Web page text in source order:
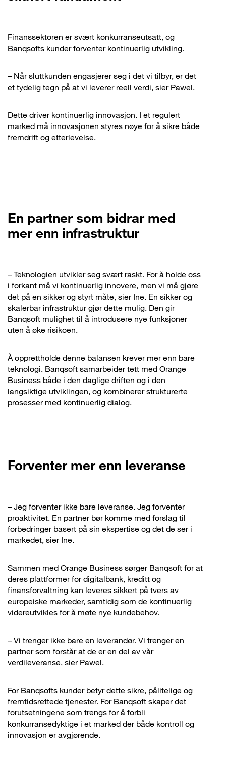
Finanssektoren er svært konkurranseutsatt, og
Banqsofts kunder forventer kontinuerlig utvikling.
– Når sluttkunden engasjerer seg i det vi tilbyr, er det
et tydelig tegn på at vi leverer reell verdi, sier Pawel.
Dette driver kontinuerlig innovasjon. I et regulert
marked må innovasjonen styres nøye for å sikre både
fremdrift og etterlevelse.
En partner som bidrar med
mer enn infrastruktur
– Teknologien utvikler seg svært raskt. For å holde oss
i forkant må vi kontinuerlig innovere, men vi må gjøre
det på en sikker og styrt måte, sier Ine. En sikker og
skalerbar infrastruktur gjør dette mulig. Den gir
Banqsoft mulighet til å introdusere nye funksjoner
uten å øke risikoen.
Å opprettholde denne balansen krever mer enn bare
teknologi. Banqsoft samarbeider tett med Orange
Business både i den daglige driften og i den
langsiktige utviklingen, og kombinerer strukturerte
prosesser med kontinuerlig dialog.
Forventer mer enn leveranse
– Jeg forventer ikke bare leveranse. Jeg forventer
proaktivitet. En partner bør komme med forslag til
forbedringer basert på sin ekspertise og det de ser i
markedet, sier Ine.
Sammen med Orange Business sørger Banqsoft for at
deres plattformer for digitalbank, kreditt og
finansforvaltning kan leveres sikkert på tvers av
europeiske markeder, samtidig som de kontinuerlig
videreutvikles for å møte nye kundebehov.
– Vi trenger ikke bare en leverandør. Vi trenger en
partner som forstår at de er en del av vår
verdileveranse, sier Pawel.
For Banqsofts kunder betyr dette sikre, pålitelige og
fremtidsrettede tjenester. For Banqsoft skaper det
forutsetningene som trengs for å forbli
konkurransedyktige i et marked der både kontroll og
innovasjon er avgjørende.